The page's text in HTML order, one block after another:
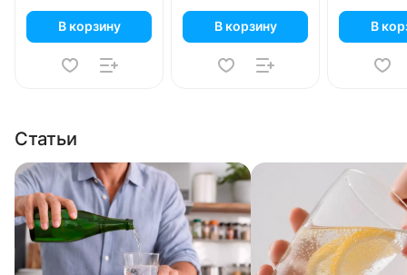
В корзину В корзину В
Статьи